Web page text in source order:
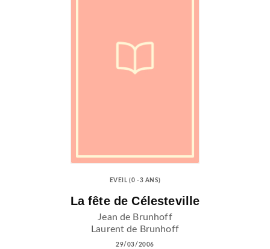
EVEIL (0 -3 ANS)
La fête de Célesteville
Jean de Brunhoff
Laurent de Brunhoff
29/03/2006